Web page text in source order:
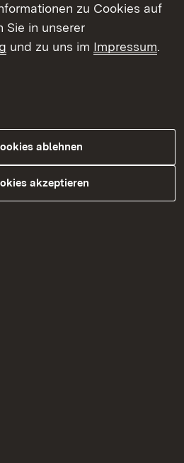
zu Cookies auf
Sie in unserer
und zu uns im Impressum.
ablehnen
akzeptieren